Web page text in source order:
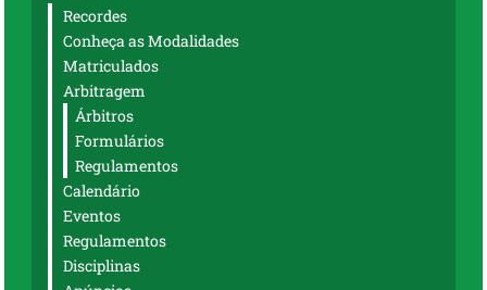
Recordes
Conheça as Modalidades
Matriculados
Arbitragem
Árbitros
Formulários
Regulamentos
Calendário
Eventos
Regulamentos
Disciplinas